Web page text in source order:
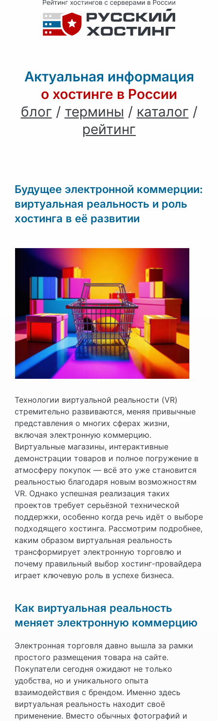
Актуальная информация
о хостинге в России
блог / термины / каталог /
рейтинг
Будущее электронной коммерции:
виртуальная реальность и роль
хостинга в её развитии
Технологии виртуальной реальности (VR)
стремительно развиваются, меняя привычные
представления о многих сферах жизни,
включая электронную коммерцию.
Виртуальные магазины, интерактивные
демонстрации товаров и полное погружение в
атмосферу покупок — всё это уже становится
реальностью благодаря новым возможностям
VR. Однако успешная реализация таких
проектов требует серьёзной технической
поддержки, особенно когда речь идёт о выборе
подходящего хостинга. Рассмотрим подробнее,
каким образом виртуальная реальность
трансформирует электронную торговлю и
почему правильный выбор хостинг-провайдера
играет ключевую роль в успехе бизнеса.
Как виртуальная реальность
меняет электронную коммерцию
Электронная торговля давно вышла за рамки
простого размещения товара на сайте.
Покупатели сегодня ожидают не только
удобства, но и уникального опыта
взаимодействия с брендом. Именно здесь
виртуальная реальность находит своё
применение. Вместо обычных фотографий и